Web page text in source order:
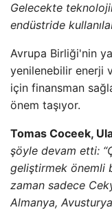
Gelecekte
endüstride
Avrupa Birliği'nin
yenilenebilir enerji
için finansman
önem taşıyor.
Tomas Coceek,
şöyle devam etti:
geliştirmek önemli
zaman sadece
Almanya,